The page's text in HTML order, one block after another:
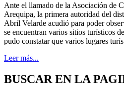
Ante el llamado de la Asociación de
Arequipa, la primera autoridad del
Abril Velarde acudió para poder
se encuentran varios sitios turísticos
pudo constatar que varios lugares
Leer más...
BUSCAR EN LA